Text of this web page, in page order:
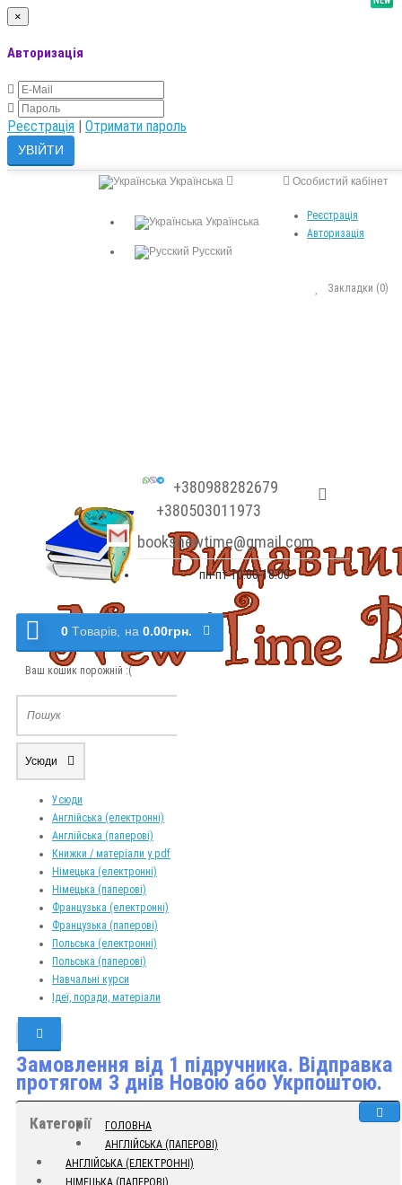
×
Авторизація
Реєстрація | Отримати пароль
Особистий кабінет
Реєстрація
Авторизація
Українська
Українська
Русский
Закладки (0)
+380988282679
+380503011973
booksnewtime@gmail.com
пн-пт 10:00-18:00
0 Tоварів, на 0.00грн.
Ваш кошик порожній :(
Усюди
Усюди
Англійська (електронні)
Англійська (паперові)
Книжки / матеріали у pdf
Німецька (електронні)
Німецька (паперові)
Французька (електронні)
Французька (паперові)
Польська (електронні)
Польська (паперові)
Навчальні курси
Ідеї, поради, матеріали
Замовлення від 1 підручника. Відправка
протягом 3 днів Новою або Укрпоштою.
Категорії
ГОЛОВНА
АНГЛІЙСЬКА (ПАПЕРОВІ)
АНГЛІЙСЬКА (ЕЛЕКТРОННІ)
НІМЕЦЬКА (ПАПЕРОВІ)